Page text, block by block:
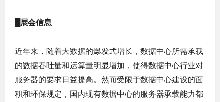
展会信息
近年来，随着大数据的爆发式增长，数据中心所需承载
的数据吞吐量和运算量明显增加，使得数据中心行业对
服务器的要求日益提高。然而受限于数据中心建设的面
积和环保规定，国内现有数据中心的服务器承载能力都